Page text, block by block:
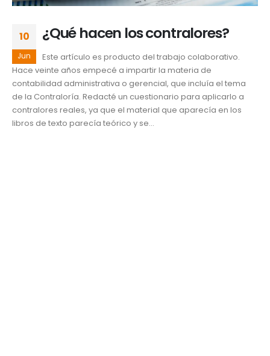
10
Jun
¿Qué hacen los contralores?
Este artículo es producto del trabajo colaborativo.
Hace veinte años empecé a impartir la materia de
contabilidad administrativa o gerencial, que incluía el tema
de la Contraloría. Redacté un cuestionario para aplicarlo a
contralores reales, ya que el material que aparecía en los
libros de texto parecía teórico y se...